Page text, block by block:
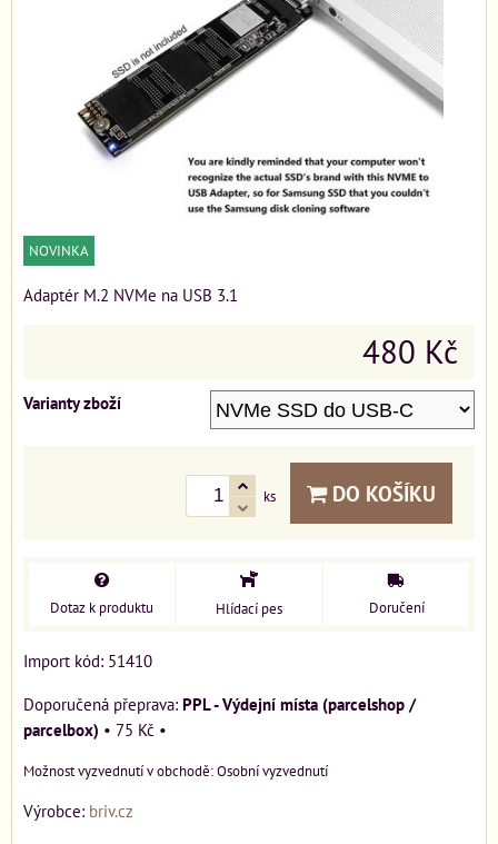
NOVINKA
Adaptér M.2 NVMe na USB 3.1
480 Kč
Varianty zboží
ks DO KOŠÍKU
Dotaz k produktu Hlídací pes Doručení
Import kód: 51410
PPL - Výdejní místa (parcelshop /
parcelbox) • 75 Kč •
Osobní vyzvednutí
Výrobce: briv.cz